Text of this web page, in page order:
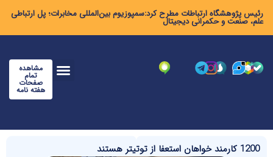
رئیس پژوهشگاه ارتباطات مطرح کرد:سمپوزیوم بین‌المللی مخابرات؛ پل ارتباطی
علم، صنعت و حکمرانی دیجیتال
مشاهده
تمام
صفحات
هفته نامه
1200 کارمند خواهان استعفا از توتیتر هستند